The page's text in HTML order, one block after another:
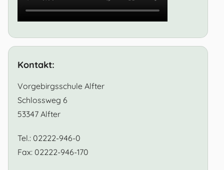
Kontakt:
Vorgebirgsschule Alfter
Schlossweg 6
53347 Alfter
Tel.: 02222-946-0
Fax: 02222-946-170